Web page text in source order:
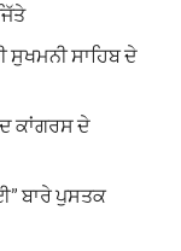
ਸੁਖਮਨੀ ਸਾਹਿਬ ਦੇ
ਕਾਂਗਰਸ ਦੇ
ਬਾਰੇ ਪੁਸਤਕ